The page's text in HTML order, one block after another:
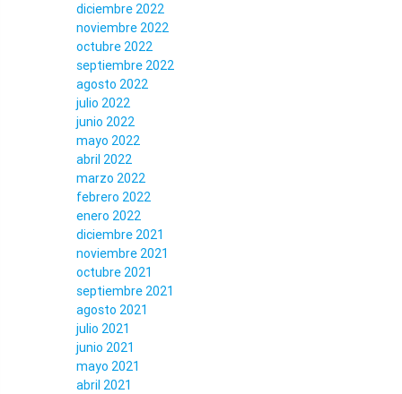
diciembre 2022
noviembre 2022
octubre 2022
septiembre 2022
agosto 2022
julio 2022
junio 2022
mayo 2022
abril 2022
marzo 2022
febrero 2022
enero 2022
diciembre 2021
noviembre 2021
octubre 2021
septiembre 2021
agosto 2021
julio 2021
junio 2021
mayo 2021
abril 2021